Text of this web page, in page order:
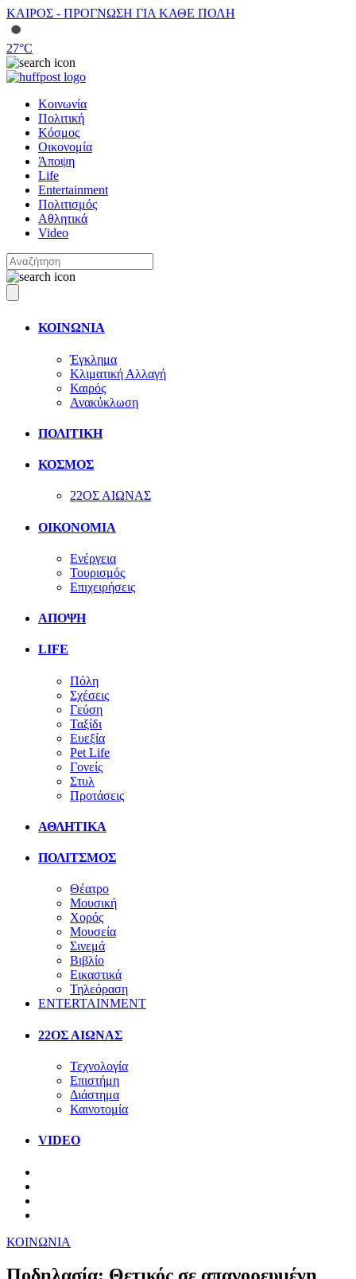
ΚΑΙΡΟΣ - ΠΡΟΓΝΩΣΗ ΓΙΑ ΚΑΘΕ ΠΟΛΗ
27°C
Κοινωνία
Πολιτική
Κόσμος
Οικονομία
Άποψη
Life
Entertainment
Πολιτισμός
Αθλητικά
Video
ΚΟΙΝΩΝΙΑ
Έγκλημα
Κλιματική Αλλαγή
Καιρός
Ανακύκλωση
ΠΟΛΙΤΙΚΗ
ΚΟΣΜΟΣ
22ΟΣ ΑΙΩΝΑΣ
ΟΙΚΟΝΟΜΙΑ
Ενέργεια
Τουρισμός
Επιχειρήσεις
ΑΠΟΨΗ
LIFE
Πόλη
Σχέσεις
Γεύση
Ταξίδι
Ευεξία
Pet Life
Γονείς
Στυλ
Προτάσεις
ΑΘΛΗΤΙΚΑ
ΠΟΛΙΤΣΜΟΣ
Θέατρο
Μουσική
Χορός
Μουσεία
Σινεμά
Βιβλίο
Εικαστικά
Τηλεόραση
ENTERTAINMENT
22ΟΣ ΑΙΩΝΑΣ
Τεχνολογία
Επιστήμη
Διάστημα
Καινοτομία
VIDEO
ΚΟΙΝΩΝΙΑ